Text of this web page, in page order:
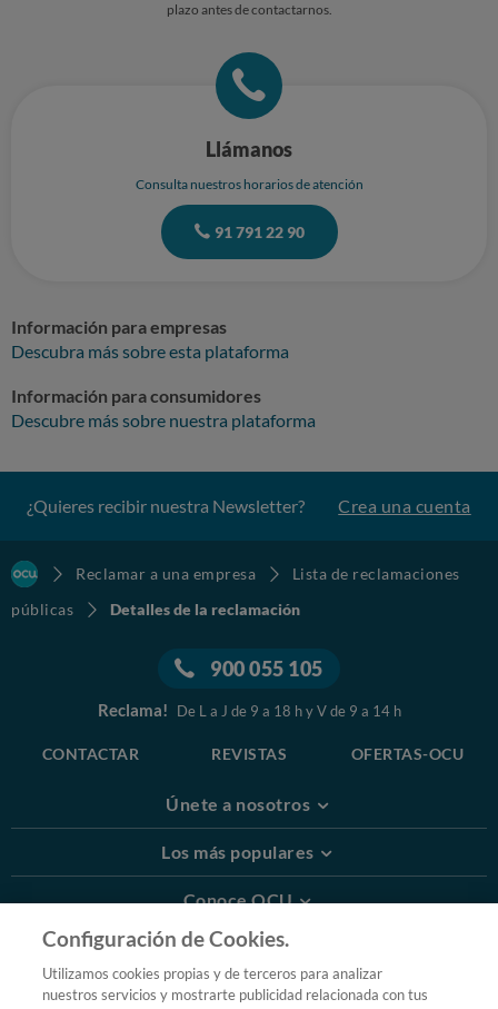
plazo antes de contactarnos.
Llámanos
Consulta nuestros horarios de atención
91 791 22 90
Información para empresas
Descubra más sobre esta plataforma
Información para consumidores
Descubre más sobre nuestra plataforma
¿Quieres recibir nuestra Newsletter? Crea una cuenta
Reclamar a una empresa
Lista de reclamaciones
públicas
Detalles de la reclamación
900 055 105
Reclama! De L a J de 9 a 18 h y V de 9 a 14 h
CONTACTAR REVISTAS OFERTAS-OCU
Únete a nosotros
Los más populares
Conoce OCU
Más Información
© 2026 OCU
Configuración de Cookies.
Utilizamos cookies propias y de terceros para analizar
nuestros servicios y mostrarte publicidad relacionada con tus